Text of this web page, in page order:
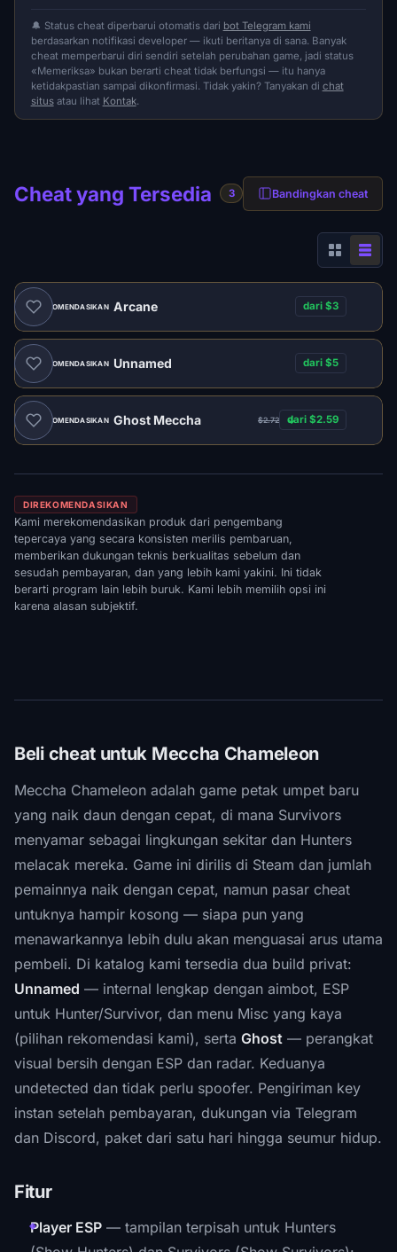
🔔 Status cheat diperbarui otomatis dari bot Telegram kami
berdasarkan notifikasi developer — ikuti beritanya di sana. Banyak
cheat memperbarui diri sendiri setelah perubahan game, jadi status
«Memeriksa» bukan berarti cheat tidak berfungsi — itu hanya
ketidakpastian sampai dikonfirmasi. Tidak yakin? Tanyakan di chat
situsatau lihat Kontak.
Cheat yang Tersedia 3 Bandingkan cheat
DIREKOMENDASIKAN Arcane dari $3
DIREKOMENDASIKAN Unnamed dari $5
DIREKOMENDASIKAN Ghost Meccha $2.72 dari $2.59
DIREKOMENDASIKAN
Kami merekomendasikan produk dari pengembang
tepercaya yang secara konsisten merilis pembaruan,
memberikan dukungan teknis berkualitas sebelum dan
sesudah pembayaran, dan yang lebih kami yakini. Ini tidak
berarti program lain lebih buruk. Kami lebih memilih opsi ini
karena alasan subjektif.
Beli cheat untuk Meccha Chameleon
Meccha Chameleon adalah game petak umpet baru
yang naik daun dengan cepat, di mana Survivors
menyamar sebagai lingkungan sekitar dan Hunters
melacak mereka. Game ini dirilis di Steam dan jumlah
pemainnya naik dengan cepat, namun pasar cheat
untuknya hampir kosong — siapa pun yang
menawarkannya lebih dulu akan menguasai arus utama
pembeli. Di katalog kami tersedia dua build privat:
Unnamed — internal lengkap dengan aimbot, ESP
untuk Hunter/Survivor, dan menu Misc yang kaya
(pilihan rekomendasi kami), serta Ghost — perangkat
visual bersih dengan ESP dan radar. Keduanya
undetected dan tidak perlu spoofer. Pengiriman key
instan setelah pembayaran, dukungan via Telegram
dan Discord, paket dari satu hari hingga seumur hidup.
Fitur
Player ESP — tampilan terpisah untuk Hunters